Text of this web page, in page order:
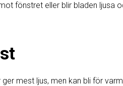
fönstret eller blir bladen ljusa
mest ljus, men kan bli för